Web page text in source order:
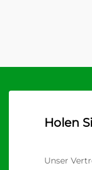
Holen
Unser